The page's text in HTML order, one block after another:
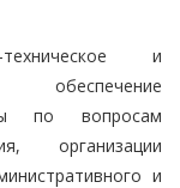
и
обеспечение
по вопросам
организации
и